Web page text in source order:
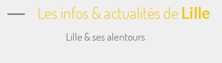
Les infos & actualités de Lille
Lille & ses alentours